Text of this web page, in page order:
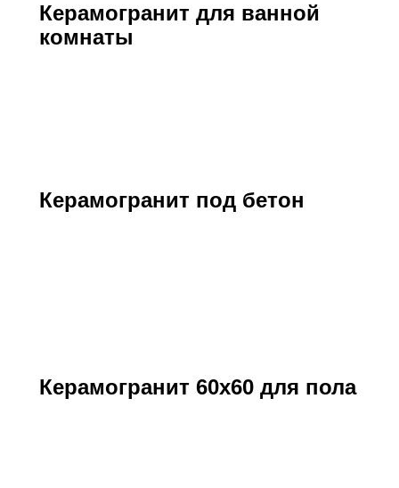
Керамогранит для ванной
комнаты
Керамогранит под бетон
Керамогранит 60х60 для пола